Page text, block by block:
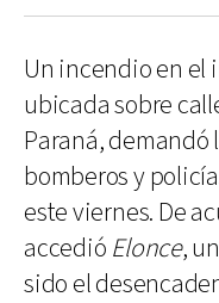
Un incendio en el
ubicada sobre
Paraná,
bomberos y
este viernes. De
accedió Elonce,
sido el